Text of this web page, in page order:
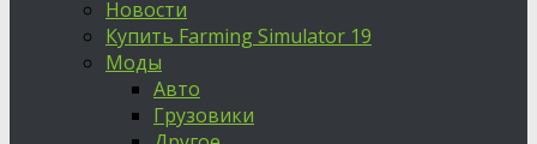
Новости
Купить Farming Simulator 19
Моды
Авто
Грузовики